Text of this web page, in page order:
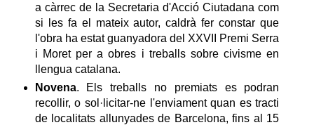
a càrrec de la Secretaria d'Acció Ciutadana com
si les fa el mateix autor, caldrà fer constar que
l'obra ha estat guanyadora del XXVII Premi Serra
i Moret per a obres i treballs sobre civisme en
llengua catalana.
Novena. Els treballs no premiats es podran
recollir, o sol·licitar-ne l'enviament quan es tracti
de localitats allunyades de Barcelona, fins al 15